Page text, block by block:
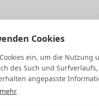
Cookies
ein, um die Nutzung
des Such und
angepasste